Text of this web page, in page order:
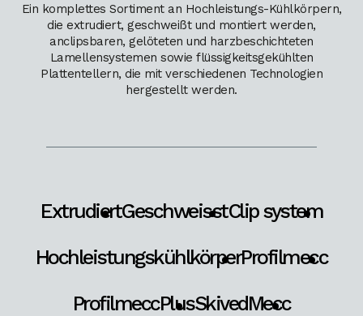
Ein komplettes Sortiment an Hochleistungs-Kühlkörpern,
die extrudiert, geschweißt und montiert werden,
anclipsbaren, gelöteten und harzbeschichteten
Lamellensystemen sowie flüssigkeitsgekühlten
Plattentellern, die mit verschiedenen Technologien
hergestellt werden.
ExtrudiertGeschweisstClip system
HochleistungskühlkörperProfilmecc
ProfilmeccPlusSkivedMecc